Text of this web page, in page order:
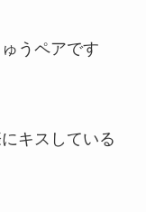
うペアです
キスしている